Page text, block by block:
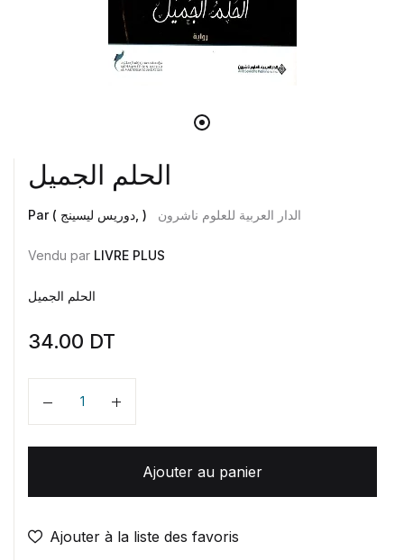
الحلم الجميل
Par ( دوريس ليسينج, ) الدار العربية للعلوم ناشرون
Vendu par LIVRE PLUS
الحلم الجميل
34.00 DT
Quantité
Ajouter au panier
Ajouter à la liste des favoris